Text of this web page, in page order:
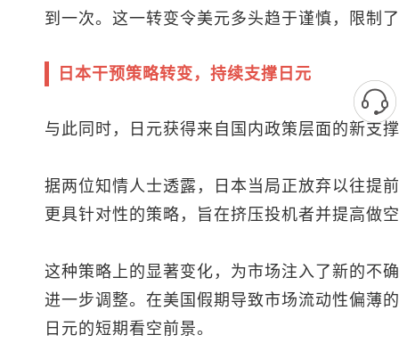
到一次。这一转变令美元多头趋于谨慎，限制了
日本干预策略转变，持续支撑日元
与此同时，日元获得来自国内政策层面的新支
据两位知情人士透露，日本当局正放弃以往提
更具针对性的策略，旨在挤压投机者并提高做
这种策略上的显著变化，为市场注入了新的不
进一步调整。在美国假期导致市场流动性偏薄
日元的短期看空前景。